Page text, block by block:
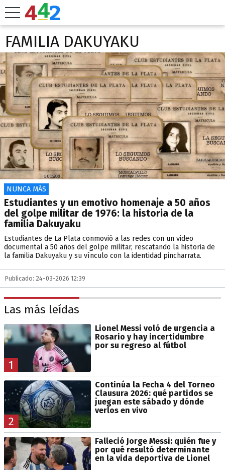
FAMILIA DAKUYAKU
NUNCA MÁS
Estudiantes y un emotivo homenaje a 50 años
del golpe militar de 1976: la historia de la
familia Dakuyaku
Estudiantes de La Plata conmovió a las redes con un video
documental a 50 años del golpe militar, rescatando la historia de
la familia Dakuyaku y su vínculo con la identidad pincharrata.
Publicado: 24-03-2026 12:39
Las más leídas
1
Lionel Messi voló de urgencia a
Rosario y hay incertidumbre
por su regreso al fútbol
2
Continúa la Fecha 4 del Torneo
Clausura 2026: qué partidos se
juegan este sábado y dónde
verlos en vivo
Falleció Jorge Messi: quién fue y
por qué resultó determinante
en la vida deportiva de Lionel